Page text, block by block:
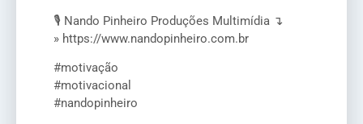
🎙️ Nando Pinheiro Produções Multimídia ↴
» https://www.nandopinheiro.com.br
#motivação
#motivacional
#nandopinheiro